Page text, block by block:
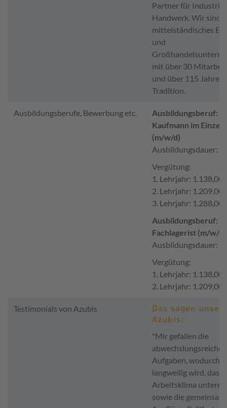
Partner für Industrie
Handwerk. Wir sind
mittelständisches
und
mit über 30
und über 115 Jahre
Tradition.
Ausbildungsberufe, Bewerbung etc.
Ausbildungsberuf:
Kaufmann im
(m/w/d)
Ausbildungsdauer: 3
Vergütung:
1. Lehrjahr: 1.138,00
2. Lehrjahr: 1.209,00
3. Lehrjahr: 1.288,00
Ausbildungsberuf:
Fachlagerist (m/w/d)
Ausbildungsdauer: 2
Vergütung:
1. Lehrjahr: 1.138,00
2. Lehrjahr: 1.209,00
Testimonials von Azubis
Das sagen
Azubis:
"Mir gefallen die
abwechslungsreichen
Aufgaben, wodurch
langweilig wird, das
Arbeitsklima
sowie die